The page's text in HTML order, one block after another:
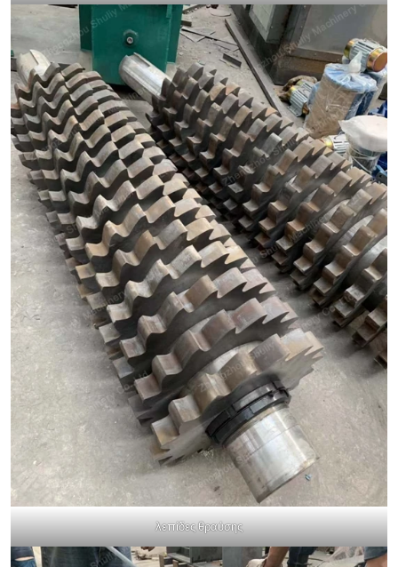
λεπίδες θραύσης